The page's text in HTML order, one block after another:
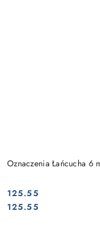
Oznaczenia Łańcucha 6
Cena:
125.55
Cena:
125.55